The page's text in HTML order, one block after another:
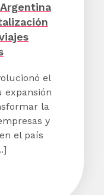
el
expansión
la
y
el país